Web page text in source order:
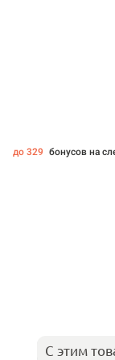
до 329 бонусов на
С этим